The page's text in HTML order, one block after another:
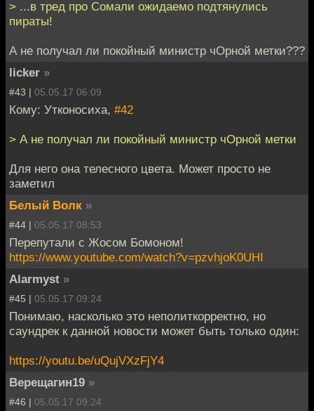
> ...в тред про Сомали ожидаемо подтянулись
пираты!
А не получал ли покойный министр чОрной метки???
licker »
#43 | 05.05.17 06:09
Кому: Утконосиха, #42
> А не получал ли покойный министр чОрной метки
Для него она телесного цвета. Может просто не
заметил
Белый Волк »
#44 | 05.05.17 08:53
Перепутали с Жосом Бомоном!
https://www.youtube.com/watch?v=pzvhjoK0UHI
Alarmyst »
#45 | 05.05.17 09:24
Понимаю, насколько это неполиткорректно, но
саундрек к данной новости может быть только один:
https://youtu.be/uQujVXzFjY4
Верещагин19 »
#46 | 05.05.17 09:24